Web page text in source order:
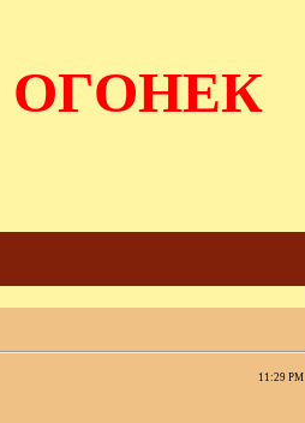
ОГОНЕК
11:29 PM